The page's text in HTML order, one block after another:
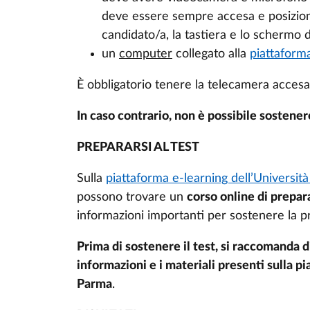
deve essere sempre accesa e
candidato/a, la tastiera e lo schermo
un computer collegato alla
È obbligatorio tenere la telecamera
In caso contrario, non è possibile
PREPARARSI AL TEST
Sulla piattaforma e-learning
possono trovare un corso online di
informazioni importanti per sostenere la
Prima di sostenere il test, si raccomanda
informazioni e i materiali presenti sulla
Parma.